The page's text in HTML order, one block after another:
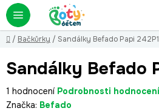
Přejít
na
obsah
Domů
/ Bačkůrky / Sandálky Befado Papi
Sandálky Befado
Průměrné
hodnocení
1 hodnocení Podrobnosti hodnocení
Značka: Befado